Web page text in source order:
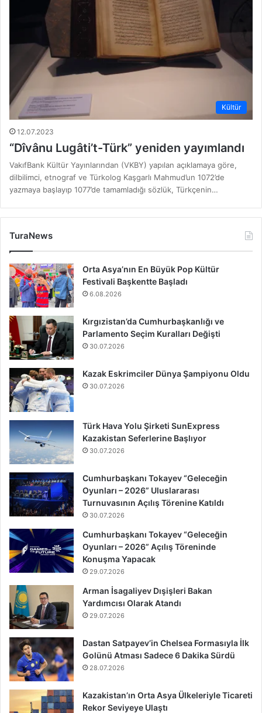
Kültür
12.07.2023
“Dîvânu Lugâti’t-Türk” yeniden yayımlandı
VakıfBank Kültür Yayınlarından (VKBY) yapılan açıklamaya göre,
dilbilimci, etnograf ve Türkolog Kaşgarlı Mahmud’un 1072’de
yazmaya başlayıp 1077’de tamamladığı sözlük, Türkçenin…
TuraNews
Orta Asya’nın En Büyük Pop Kültür
Festivali Başkentte Başladı
6.08.2026
Kırgızistan’da Cumhurbaşkanlığı ve
Parlamento Seçim Kuralları Değişti
30.07.2026
Kazak Eskrimciler Dünya Şampiyonu Oldu
30.07.2026
Türk Hava Yolu Şirketi SunExpress
Kazakistan Seferlerine Başlıyor
30.07.2026
Cumhurbaşkanı Tokayev “Geleceğin
Oyunları – 2026” Uluslararası
Turnuvasının Açılış Törenine Katıldı
30.07.2026
Cumhurbaşkanı Tokayev “Geleceğin
Oyunları – 2026” Açılış Töreninde
Konuşma Yapacak
29.07.2026
Arman İsagaliyev Dışişleri Bakan
Yardımcısı Olarak Atandı
29.07.2026
Dastan Satpayev’in Chelsea Formasıyla İlk
Golünü Atması Sadece 6 Dakika Sürdü
28.07.2026
Kazakistan’ın Orta Asya Ülkeleriyle Ticareti
Rekor Seviyeye Ulaştı